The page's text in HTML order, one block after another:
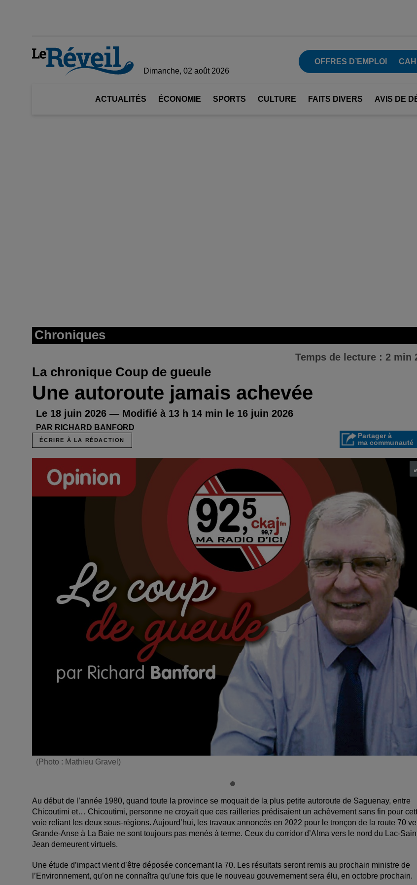
Dimanche, 02 août 2026
OFFRES D’EMPLOI
ACTUALITÉS ÉCONOMIE SPORTS CULTURE FAITS DIVERS AVIS DE
Chroniques
Temps de lecture : 2 min
La chronique Coup de gueule
Une autoroute jamais achevée
Le 18 juin 2026 — Modifié à 13 h 14 min le 16 juin 2026
PAR RICHARD BANFORD
ÉCRIRE À LA RÉDACTION
Partager à
ma communauté
(Photo : Mathieu Gravel)
Au début de l’année 1980, quand toute la province se moquait de la plus petite autoroute de Saguenay, entre
Chicoutimi et… Chicoutimi, personne ne croyait que ces railleries prédisaient un achèvement sans fin pour
voie reliant les deux sous-régions. Aujourd’hui, les travaux annoncés en 2022 pour le tronçon de la route 70
Grande-Anse à La Baie ne sont toujours pas menés à terme. Ceux du corridor d’Alma vers le nord du Lac-
Jean demeurent virtuels.
Une étude d’impact vient d’être déposée concernant la 70. Les résultats seront remis au prochain ministre de
l’Environnement, qu’on ne connaîtra qu’une fois que le nouveau gouvernement sera élu, en octobre prochain.